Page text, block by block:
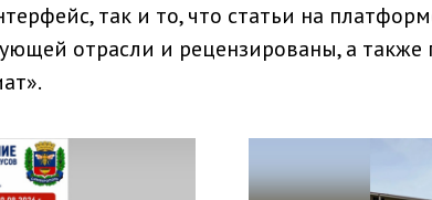
так и то, что статьи на
отрасли и рецензированы, а